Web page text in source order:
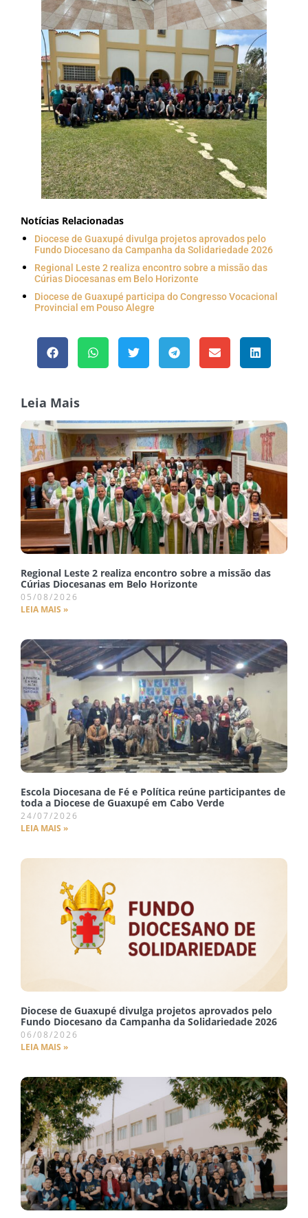
Notícias Relacionadas
Diocese de Guaxupé divulga projetos aprovados pelo
Fundo Diocesano da Campanha da Solidariedade 2026
Regional Leste 2 realiza encontro sobre a missão das
Cúrias Diocesanas em Belo Horizonte
Diocese de Guaxupé participa do Congresso Vocacional
Provincial em Pouso Alegre
Leia Mais
Regional Leste 2 realiza encontro sobre a missão das
Cúrias Diocesanas em Belo Horizonte
05/08/2026
LEIA MAIS »
Escola Diocesana de Fé e Política reúne participantes de
toda a Diocese de Guaxupé em Cabo Verde
24/07/2026
LEIA MAIS »
Diocese de Guaxupé divulga projetos aprovados pelo
Fundo Diocesano da Campanha da Solidariedade 2026
06/08/2026
LEIA MAIS »